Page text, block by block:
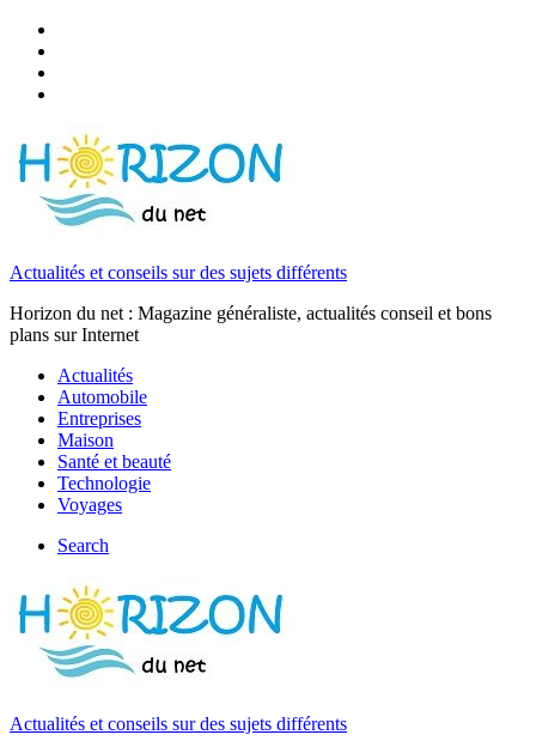
Actualités et conseils sur des sujets différents
Horizon du net : Magazine généraliste, actualités conseil et bons
plans sur Internet
Actualités
Automobile
Entreprises
Maison
Santé et beauté
Technologie
Voyages
Search
Actualités et conseils sur des sujets différents